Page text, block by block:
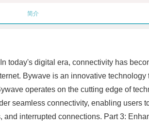
简介
today's digital era, connectivity has
Bywave is an innovative
operates on the cutting edge of
seamless connectivity, enabling
and interrupted connections. Part 3: